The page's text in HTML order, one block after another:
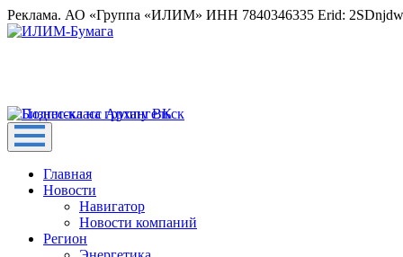
Реклама. АО «Группа «ИЛИМ» ИНН 7840346335 Erid:
Главная
Новости
Навигатор
Новости компаний
Регион